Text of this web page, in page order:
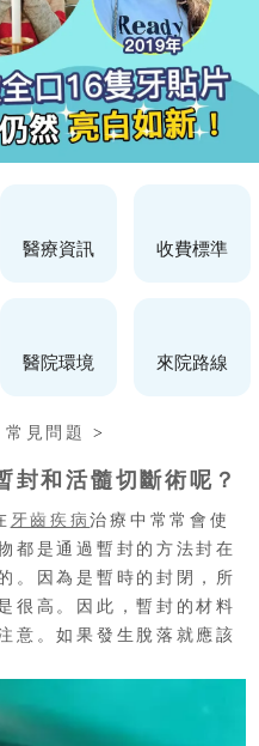
醫療資訊 收費標準
醫院環境 來院路線
常見問題 >
和活髓切斷術呢？
牙齒疾病治療中常常會使
都是通過暫封的方法封在
。因為是暫時的封閉，所
很高。因此，暫封的材料
意。如果發生脫落就應該